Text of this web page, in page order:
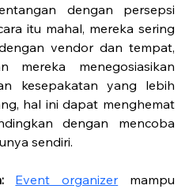
dengan persepsi
itu mahal, mereka sering
vendor dan tempat,
mereka menegosiasikan
kesepakatan yang lebih
hal ini dapat menghemat
dengan mencoba
sendiri.
Event organizer mampu